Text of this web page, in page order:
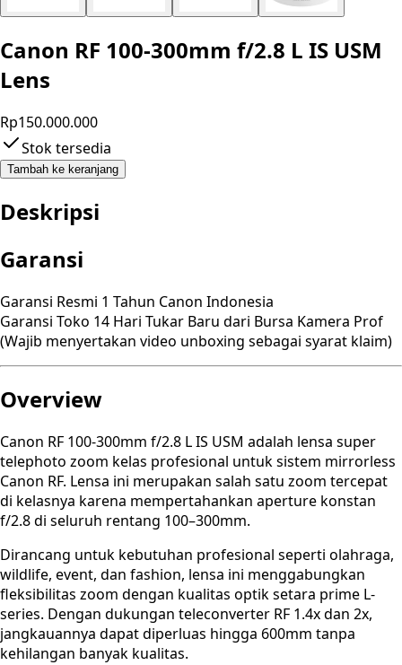
Canon RF 100-300mm f/2.8 L IS USM
Lens
Rp150.000.000
Stok tersedia
Tambah ke keranjang
Deskripsi
Garansi
Garansi Resmi 1 Tahun Canon Indonesia
Garansi Toko 14 Hari Tukar Baru dari Bursa Kamera Prof
(Wajib menyertakan video unboxing sebagai syarat klaim)
Overview
Canon RF 100-300mm f/2.8 L IS USM adalah lensa super
telephoto zoom kelas profesional untuk sistem mirrorless
Canon RF. Lensa ini merupakan salah satu zoom tercepat
di kelasnya karena mempertahankan aperture konstan
f/2.8 di seluruh rentang 100–300mm.
Dirancang untuk kebutuhan profesional seperti olahraga,
wildlife, event, dan fashion, lensa ini menggabungkan
fleksibilitas zoom dengan kualitas optik setara prime L-
series. Dengan dukungan teleconverter RF 1.4x dan 2x,
jangkauannya dapat diperluas hingga 600mm tanpa
kehilangan banyak kualitas.